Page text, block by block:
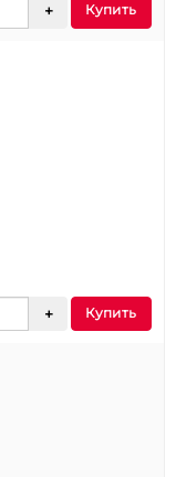
Купить
Купить